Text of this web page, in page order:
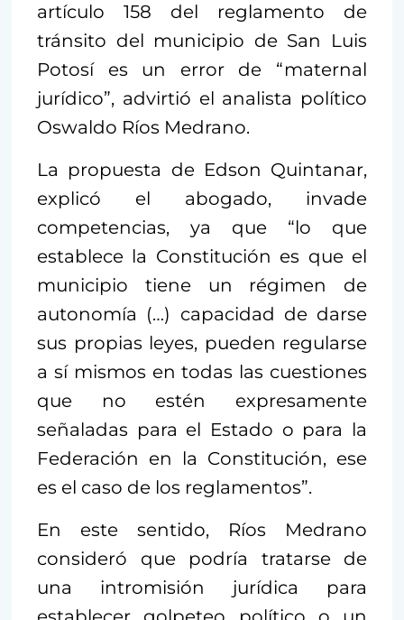
artículo 158 del reglamento de
tránsito del municipio de San Luis
Potosí es un error de “maternal
jurídico”, advirtió el analista político
Oswaldo Ríos Medrano.
La propuesta de Edson Quintanar,
explicó el abogado, invade
competencias, ya que “lo que
establece la Constitución es que el
municipio tiene un régimen de
autonomía (…) capacidad de darse
sus propias leyes, pueden regularse
a sí mismos en todas las cuestiones
que no estén expresamente
señaladas para el Estado o para la
Federación en la Constitución, ese
es el caso de los reglamentos”.
En este sentido, Ríos Medrano
consideró que podría tratarse de
una intromisión jurídica para